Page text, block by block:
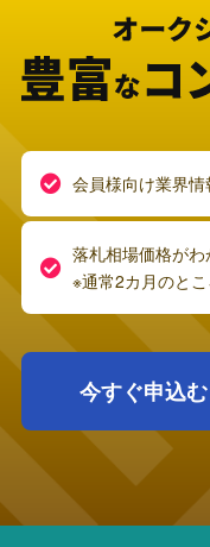
会員様向け業界
落札相場価格がわ
※通常2カ月のと
今すぐ申込む